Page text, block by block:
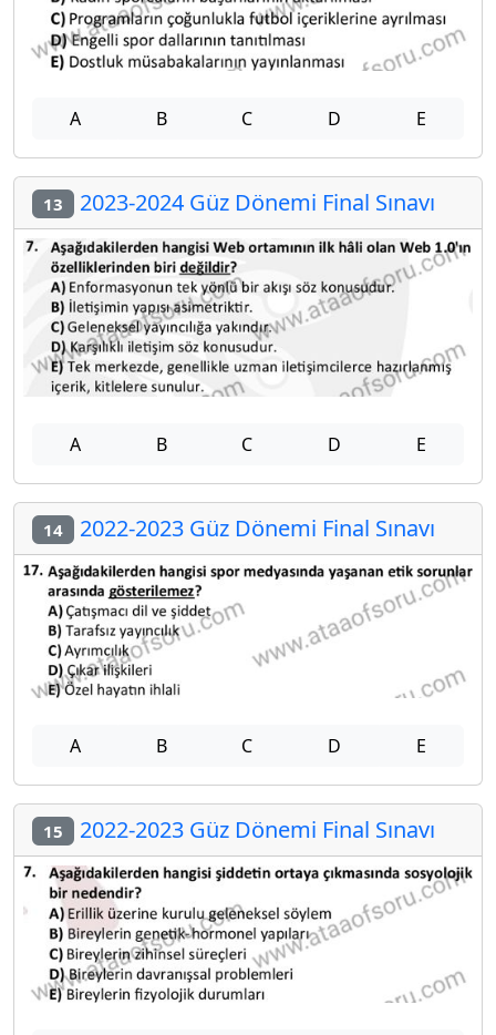
A B C D E
13 2023-2024 Güz Dönemi Final Sınavı
A B C D E
14 2022-2023 Güz Dönemi Final Sınavı
A B C D E
15 2022-2023 Güz Dönemi Final Sınavı